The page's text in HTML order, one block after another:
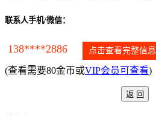
联系人手机/微信：
138****2886 点击查看完整信息
(查看需要80金币或VIP会员可查看)